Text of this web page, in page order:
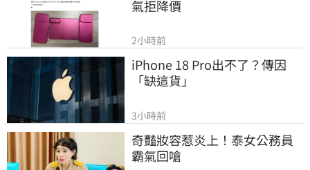
氣拒降價
2小時前
iPhone 18 Pro出不了？傳因
「缺這貨」
3小時前
奇豔妝容惹炎上！泰女公務員
霸氣回嗆